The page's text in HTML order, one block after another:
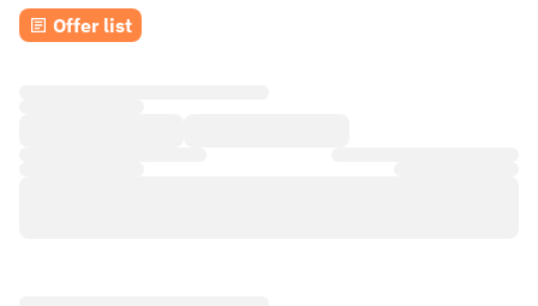
Offer list